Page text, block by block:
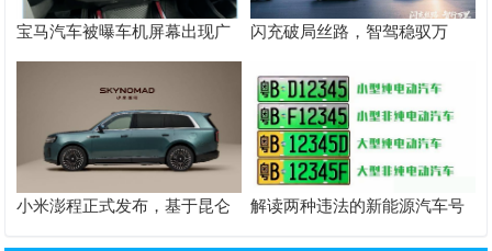
宝马汽车被曝车机屏幕出现广
告，哪些品牌的车还有类似的
闪充破局丝路，智驾稳驭万
小米澎程正式发布，基于昆仑
解读两种违法的新能源汽车号